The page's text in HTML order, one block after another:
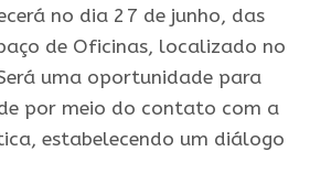
no dia 27 de junho, das
de Oficinas, localizado no
uma oportunidade para
por meio do contato com a
estabelecendo um diálogo